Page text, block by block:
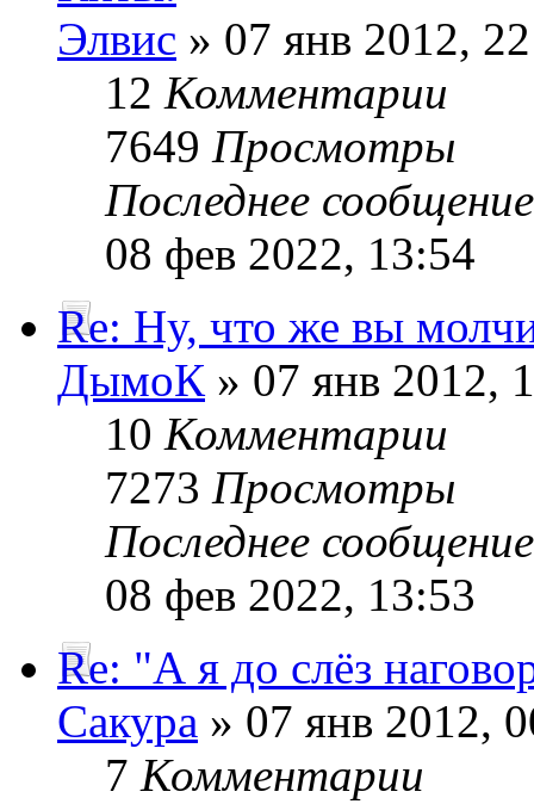
Элвис » 07 янв 2012,
12 Комментарии
7649 Просмотры
Последнее
08 фев 2022, 13:54
Re: Ну, что же вы
ДымоК » 07 янв 2012,
10 Комментарии
7273 Просмотры
Последнее
08 фев 2022, 13:53
Re: "А я до слёз
Сакура » 07 янв 2012,
7 Комментарии